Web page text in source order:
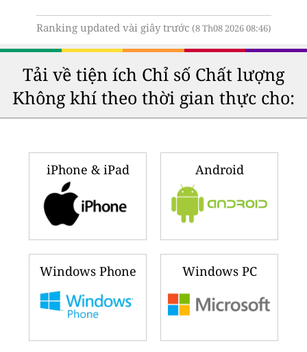
Ranking updated vài giây trước (8 Th08 2026 08:46)
Tải về tiện ích Chỉ số Chất lượng
Không khí theo thời gian thực cho:
iPhone & iPad Android
Windows Phone Windows PC